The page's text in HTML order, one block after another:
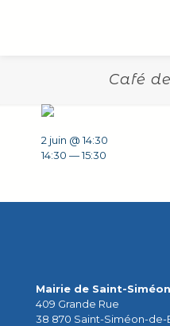
Café
2 juin @ 14:30
14:30 — 15:30
Mairie de Saint-
409 Grande Rue
38 870 Saint-Siméon-de-